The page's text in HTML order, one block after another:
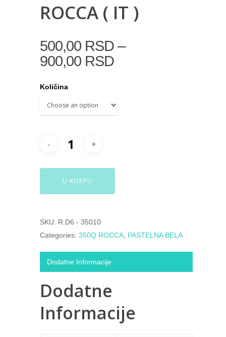
ROCCA ( IT )
500,00 RSD –
900,00 RSD
Količina
U KORPU
SKU: R.D6 - 35010
Categories: 350Q ROCCA PASTELNA BELA
Dodatne Informacije
Dodatne
Informacije